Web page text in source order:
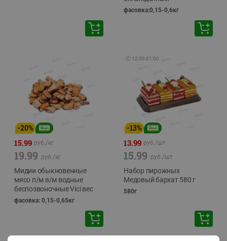
фасовка:0,15-0,6кг
-20%
15.99 руб./кг
19.99 руб./кг
Мидии обыкновенные
мясо п/м в/м водные
беспозвоночные Vici вес
фасовка: 0,15-0,65кг
🕘 12:00-21:00
-13%
13.99 руб./шт
15.99 руб./шт
Набор пирожных
Медовый бархат 580 г
580г